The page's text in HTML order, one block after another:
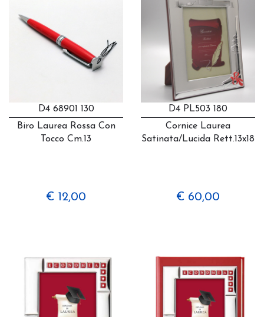
D4 68901 130
Biro Laurea Rossa Con
Tocco Cm.13
€ 12,00
D4 PL503 180
Cornice Laurea
Satinata/lucida Rett.13x18
€ 60,00